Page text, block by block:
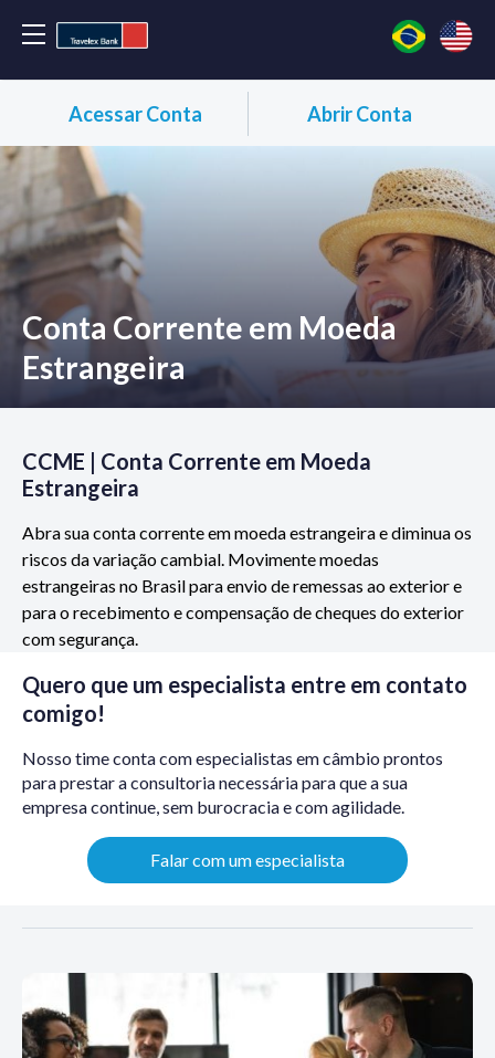
Acessar Conta Abrir Conta
Conta Corrente em Moeda
Estrangeira
CCME | Conta Corrente em Moeda
Estrangeira
Abra sua conta corrente em moeda estrangeira e diminua os
riscos da variação cambial. Movimente moedas
estrangeiras no Brasil para envio de remessas ao exterior e
para o recebimento e compensação de cheques do exterior
com segurança.
Quero que um especialista entre em contato
comigo!
Nosso time conta com especialistas em câmbio prontos
para prestar a consultoria necessária para que a sua
empresa continue, sem burocracia e com agilidade.
Falar com um especialista